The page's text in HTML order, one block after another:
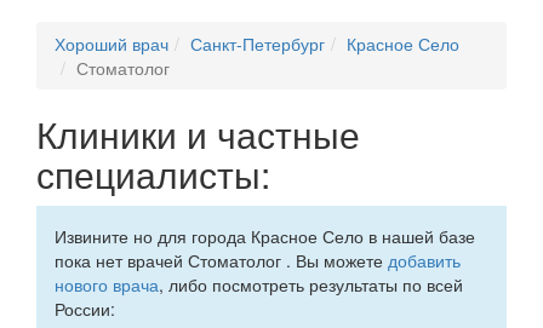
Хороший врач Санкт-Петербург
Красное Село
Стоматолог
Клиники и частные
специалисты:
Извините но для города Красное Село в нашей базе
пока нет врачей Стоматолог . Вы можете добавить
нового врача, либо посмотреть результаты по всей
России: